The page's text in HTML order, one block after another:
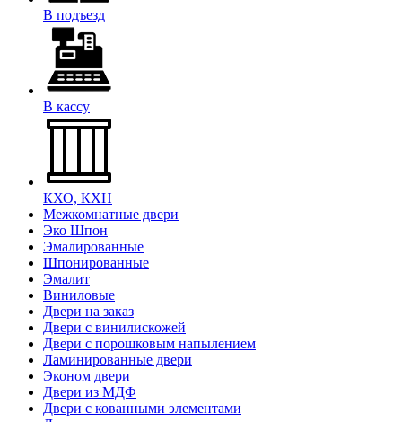
В подъезд
В кассу
КХО, КХН
Межкомнатные двери
Эко Шпон
Эмалированные
Шпонированные
Эмалит
Виниловые
Двери на заказ
Двери с винилискожей
Двери с порошковым напылением
Ламинированные двери
Эконом двери
Двери из МДФ
Двери с кованными элементами